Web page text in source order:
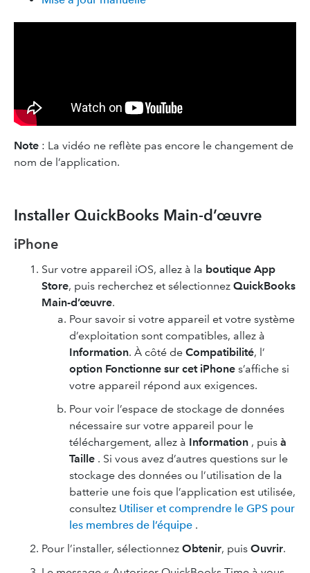
Note : La vidéo ne reflète pas encore le changement de
nom de l’application.
Installer QuickBooks Main-d’œuvre
iPhone
Sur votre appareil iOS, allez à la boutique App
Store, puis recherchez et sélectionnez QuickBooks
Main-d’œuvre.
Pour savoir si votre appareil et votre système
d’exploitation sont compatibles, allez à
Information. À côté de Compatibilité, l’
option Fonctionne sur cet iPhone s’affiche si
votre appareil répond aux exigences.
Pour voir l’espace de stockage de données
nécessaire sur votre appareil pour le
téléchargement, allez à Information , puis à
Taille . Si vous avez d’autres questions sur le
stockage des données ou l’utilisation de la
batterie une fois que l’application est utilisée,
consultez Utiliser et comprendre le GPS pour
les membres de l’équipe .
Pour l’installer, sélectionnez Obtenir, puis Ouvrir.